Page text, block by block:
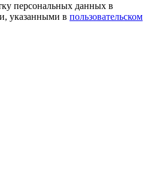
персональных данных в
указанными в пользовательском